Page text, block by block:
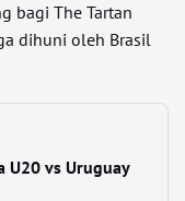
bagi The Tartan
dihuni oleh Brasil
U20 vs Uruguay